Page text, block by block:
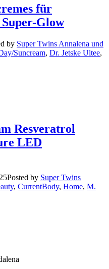
für
Glow
by Super Twins Annalena und
Suncream, Dr. Jetske Ultee,
Resveratrol
LED
Posted by Super Twins
, CurrentBody, Home, M.